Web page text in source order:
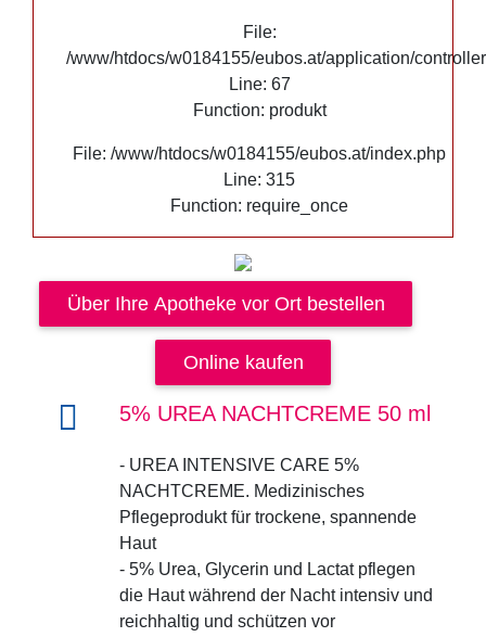
File:
/www/htdocs/w0184155/eubos.at/application/
Line: 67
Function: produkt
File: /www/htdocs/w0184155/eubos.at/index.php
Line: 315
Function: require_once
Über Ihre Apotheke vor Ort bestellen
Online kaufen
5% UREA NACHTCREME 50 ml
- UREA INTENSIVE CARE 5%
NACHTCREME. Medizinisches
Pflegeprodukt für trockene, spannende
Haut
- 5% Urea, Glycerin und Lactat pflegen
die Haut während der Nacht intensiv und
reichhaltig und schützen vor